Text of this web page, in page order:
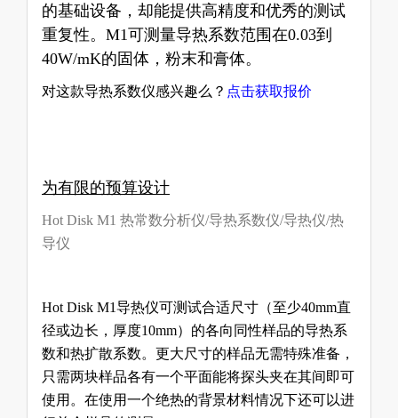
的基础设备，却能提供高精度和优秀的测试
重复性。 M1可测量导热系数范围在0.03到
40W/mK的固体，粉末和膏体。
对这款导热系数仪感兴趣么？ 点击获取报价
为有限的预算设计
Hot Disk M1 热常数分析仪/导热系数仪/导热仪/热
导仪
Hot Disk M1导热仪可测试合适尺寸（至少40mm直
径或边长，厚度10mm）的各向同性样品的导热系
数和热扩散系数。更大尺寸的样品无需特殊准备，
只需两块样品各有一个平面能将探头夹在其间即可
使用。在使用一个绝热的背景材料情况下还可以进